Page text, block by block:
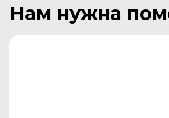
Нам нужна